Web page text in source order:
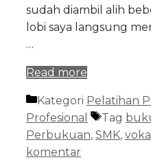
sudah diambil alih
lobi saya langsung
…
Read more
Kategori Pelatihan
Profesional
Tag
Perbukuan, SMK,
komentar